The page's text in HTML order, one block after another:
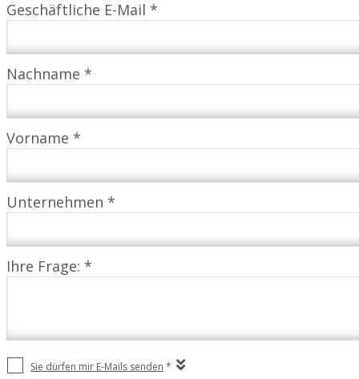
Geschäftliche E-Mail *
Nachname *
Vorname *
Unternehmen *
Ihre Frage: *
Sie dürfen mir E-Mails senden *